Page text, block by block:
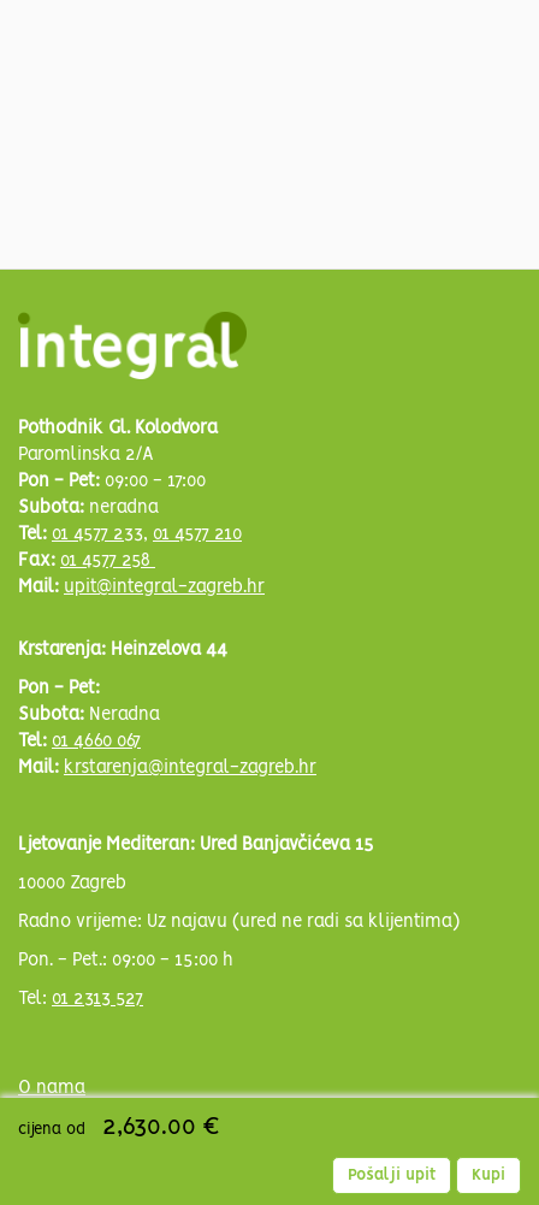
cijena od 2,630.00 €
Pošalji upit Kupi
Pothodnik Gl. Kolodvora
Paromlinska 2/A
Pon - Pet: 09:00 - 17:00
Subota: neradna
Tel: 01 4577 233, 01 4577 210
Fax: 01 4577 258
Mail: upit@integral-zagreb.hr
Krstarenja: Heinzelova 44
Pon - Pet:
Subota: Neradna
Tel: 01 4660 067
Mail: krstarenja@integral-zagreb.hr
Ljetovanje Mediteran: Ured Banjavčićeva 15
10000 Zagreb
Radno vrijeme: Uz najavu (ured ne radi sa klijentima)
Pon. - Pet.: 09:00 - 15:00 h
Tel: 01 2313 527
O nama
Poslovnice